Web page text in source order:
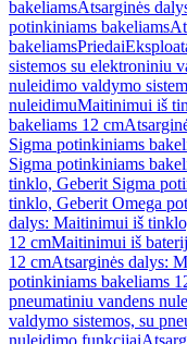
bakeliamsAtsarginės
potinkiniams bakeliams
bakeliamsPriedai
sistemos su elektroniniu
nuleidimo valdymo
nuleidimuMaitinimui iš
bakeliams 12 cm
Sigma potinkiniams
Sigma potinkiniams
tinklo, Geberit Sigma
tinklo, Geberit Omega
dalys: Maitinimui iš
12 cmMaitinimui iš
12 cmAtsarginės dalys:
potinkiniams bakeliams
pneumatiniu vandens
valdymo sistemos, su
nuleidimo funkcijai